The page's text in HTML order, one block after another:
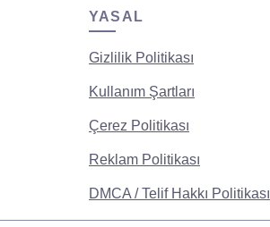
YASAL
Gizlilik Politikası
Kullanım Şartları
Çerez Politikası
Reklam Politikası
DMCA / Telif Hakkı Politikası